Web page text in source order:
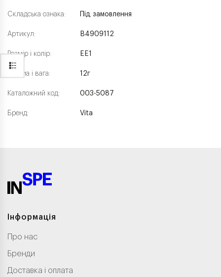
Складська ознака:
Артикул:
Розмір і колір:
Форма і вага:
Каталожний код:
Бренд:
Під замовлення
B4909112
EE1
12г
003-5087
Vita
Інформація
Про нас
Бренди
Доставка і оплата